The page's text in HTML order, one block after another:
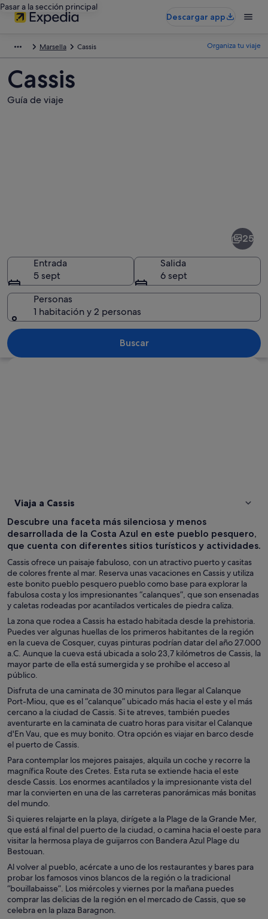
Pasar a la sección principal
Descargar app
Marsella Cassis Organiza tu viaje
Cassis
Guía de viaje
Un puerto deportivo lleno de
25
Entrada
5 sept
Salida
6 sept
Personas
1 habitación y 2 personas
Buscar
Viaja a Cassis
Descubre una faceta más silenciosa y menos
desarrollada de la Costa Azul en este pueblo pesquero,
que cuenta con diferentes sitios turísticos y actividades.
Cassis ofrece un paisaje fabuloso, con un atractivo puerto y casitas
de colores frente al mar. Reserva unas vacaciones en Cassis y utiliza
este bonito pueblo pesquero pueblo como base para explorar la
fabulosa costa y los impresionantes “calanques”, que son ensenadas
y caletas rodeadas por acantilados verticales de piedra caliza.
La zona que rodea a Cassis ha estado habitada desde la prehistoria.
Puedes ver algunas huellas de los primeros habitantes de la región
en la cueva de Cosquer, cuyas pinturas podrían datar del año 27.000
a.C. Aunque la cueva está ubicada a solo 23,7 kilómetros de Cassis, la
mayor parte de ella está sumergida y se prohíbe el acceso al
público.
Disfruta de una caminata de 30 minutos para llegar al Calanque
Port-Miou, que es el “calanque” ubicado más hacia el este y el más
cercano a la ciudad de Cassis. Si te atreves, también puedes
aventurarte en la caminata de cuatro horas para visitar el Calanque
d'En Vau, que es muy bonito. Otra opción es viajar en barco desde
el puerto de Cassis.
Para contemplar los mejores paisajes, alquila un coche y recorre la
magnífica Route des Cretes. Esta ruta se extiende hacia el este
desde Cassis. Los enormes acantilados y la impresionante vista del
mar la convierten en una de las carreteras panorámicas más bonitas
del mundo.
Si quieres relajarte en la playa, dirígete a la Plage de la Grande Mer,
que está al final del puerto de la ciudad, o camina hacia el oeste para
visitar la hermosa playa de guijarros con Bandera Azul Plage du
Bestouan.
Al volver al pueblo, acércate a uno de los restaurantes y bares para
probar los famosos vinos blancos de la región o la tradicional
“bouillabaisse”. Los miércoles y viernes por la mañana puedes
comprar las delicias de la región en el mercado de Cassis, que se
celebra en la plaza Baragnon.